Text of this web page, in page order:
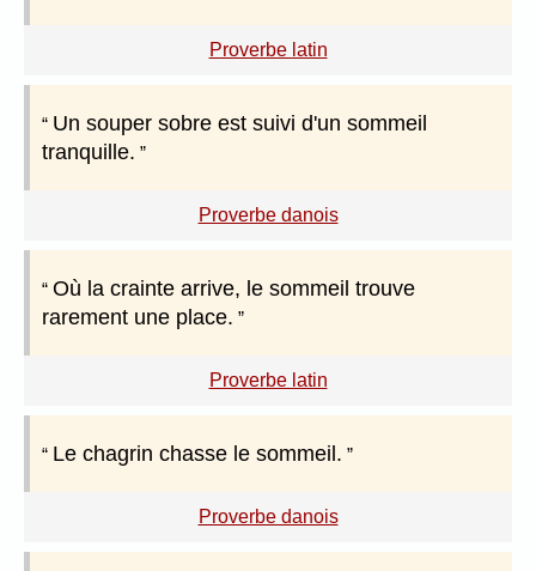
Proverbe latin
Un souper sobre est suivi d'un sommeil
tranquille.
Proverbe danois
Où la crainte arrive, le sommeil trouve
rarement une place.
Proverbe latin
Le chagrin chasse le sommeil.
Proverbe danois